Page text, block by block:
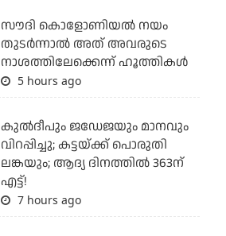
സൗദി കൊളോണിയല്‍ നയം
തുടര്‍ന്നാല്‍ അത് അവരുടെ
നാശത്തിലേക്കെന്ന് ഹൂത്തികള്‍
5 hours ago
കുല്‍ദീപും ജഡേജയും മാനവും
വിറപ്പിച്ചു; കട്ടയ്ക്ക് പൊരുതി
ലങ്കയും; ആദ്യ ദിനത്തില്‍ 363ന്
എട്ട്!
7 hours ago